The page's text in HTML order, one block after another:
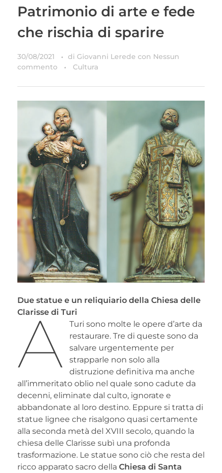
Patrimonio di arte e fede
che rischia di sparire
30/08/2021 di Giovanni Lerede con Nessun
commento
Cultura
Due statue e un reliquiario della Chiesa delle
Clarisse di Turi
A
Turi sono molte le opere d’arte da
restaurare. Tre di queste sono da
salvare urgentemente per
strapparle non solo alla
distruzione definitiva ma anche
all’immeritato oblio nel quale sono cadute da
decenni, eliminate dal culto, ignorate e
abbandonate al loro destino. Eppure si tratta di
statue lignee che risalgono quasi certamente
alla seconda metà del XVIII secolo, quando la
chiesa delle Clarisse subì una profonda
trasformazione. Le statue sono ciò che resta del
ricco apparato sacro della Chiesa di Santa